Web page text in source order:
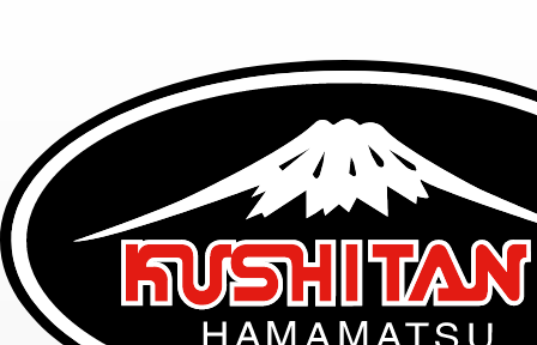
TOP テキスタイルウェア K-2352 RAY JACKET
K-2352 RAY JACKET
レイジャケット